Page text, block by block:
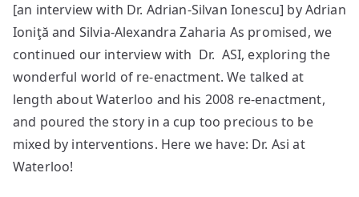
ASI
[II]
[an interview with Dr. Adrian-Silvan Ionescu] by Adrian
Ioniţă and Silvia-Alexandra Zaharia As promised, we
continued our interview with Dr. ASI, exploring the
wonderful world of re-enactment. We talked at
length about Waterloo and his 2008 re-enactment,
and poured the story in a cup too precious to be
mixed by interventions. Here we have: Dr. Asi at
Waterloo!